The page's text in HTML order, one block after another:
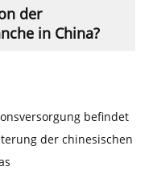
der
in China?
befindet
der chinesischen